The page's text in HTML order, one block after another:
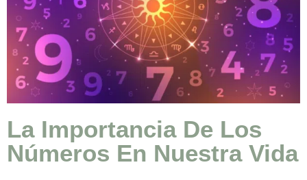
La Importancia De Los
Números En Nuestra Vida